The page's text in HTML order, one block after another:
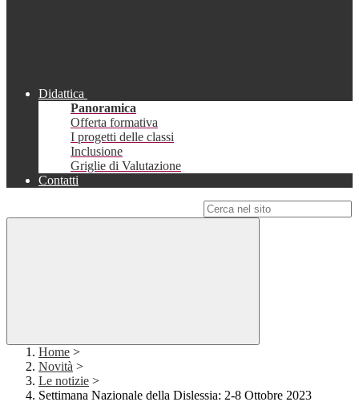
Didattica
Panoramica
Offerta formativa
I progetti delle classi
Inclusione
Griglie di Valutazione
Contatti
Home >
Novità >
Le notizie >
Settimana Nazionale della Dislessia: 2-8 Ottobre 2023